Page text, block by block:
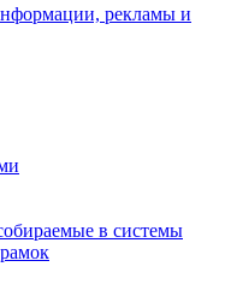
рекламы и
в системы